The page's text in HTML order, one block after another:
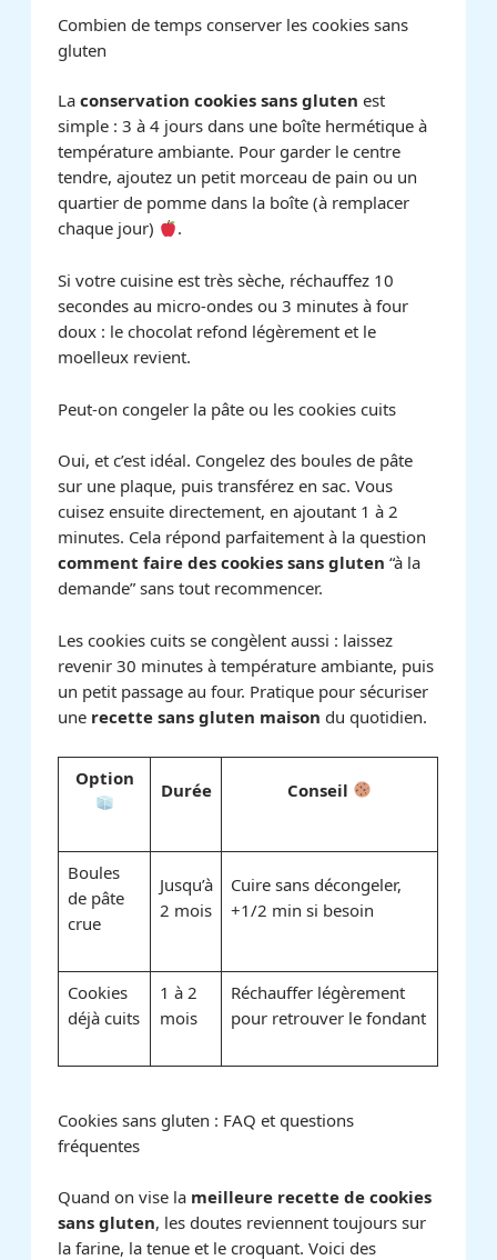
Combien de temps conserver les cookies sans
gluten
Laconservation cookies sans gluten est
simple : 3 à 4 jours dans une boîte hermétique à
température ambiante. Pour garder le centre
tendre, ajoutez un petit morceau de pain ou un
quartier de pomme dans la boîte (à remplacer
chaque jour)
.
Si votre cuisine est très sèche, réchauffez 10
secondes au micro-ondes ou 3 minutes à four
doux : le chocolat refond légèrement et le
moelleux revient.
Peut-on congeler la pâte ou les cookies cuits
Oui, et c’est idéal. Congelez des boules de pâte
sur une plaque, puis transférez en sac. Vous
cuisez ensuite directement, en ajoutant 1 à 2
minutes. Cela répond parfaitement à la question
comment faire des cookies sans gluten “à la
demande” sans tout recommencer.
Les cookies cuits se congèlent aussi : laissez
revenir 30 minutes à température ambiante, puis
un petit passage au four. Pratique pour sécuriser
une recette sans gluten maison du quotidien.
Option
Durée Conseil
Boules
de pâte
crue
Jusqu’à
2 mois
Cuire sans décongeler,
+1/2 min si besoin
Cookies
déjà cuits
1 à 2
mois
Réchauffer légèrement
pour retrouver le fondant
Cookies sans gluten : FAQ et questions
fréquentes
Quand on vise la meilleure recette de cookies
sans gluten, les doutes reviennent toujours sur
la farine, la tenue et le croquant. Voici des